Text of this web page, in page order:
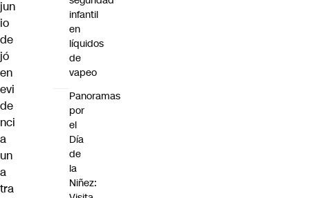
jun
io
de
jó
en
evi
de
nci
a
un
a
tra
infantil
en
líquidos
de
vapeo
Panoramas
por
el
Día
de
la
Niñez: